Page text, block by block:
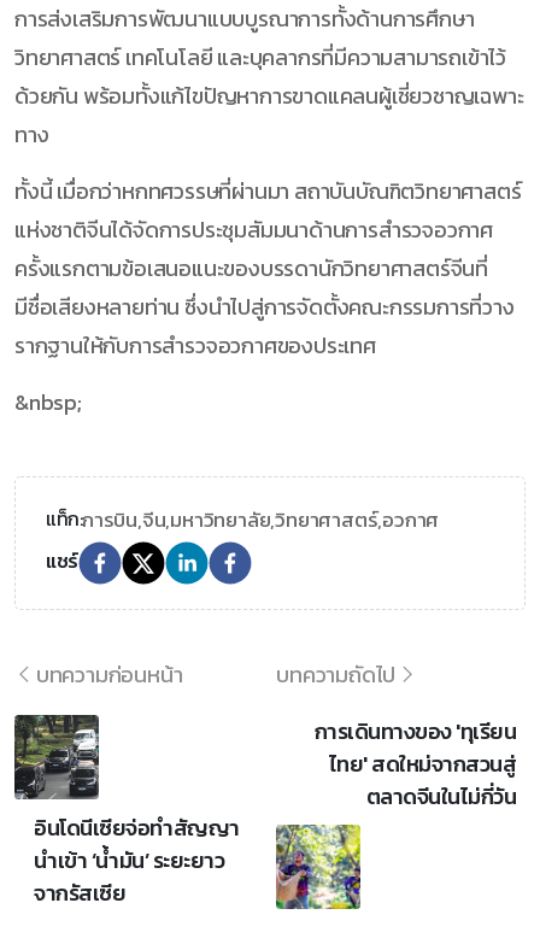
การส่งเสริมการพัฒนาแบบบูรณาการทั้งด้านการศึกษา
วิทยาศาสตร์ เทคโนโลยี และบุคลากรที่มีความสามารถเข้าไว้
ด้วยกัน พร้อมทั้งแก้ไขปัญหาการขาดแคลนผู้เชี่ยวชาญเฉพาะ
ทาง
ทั้งนี้ เมื่อกว่าหกทศวรรษที่ผ่านมา สถาบันบัณฑิตวิทยาศาสตร์
แห่งชาติจีนได้จัดการประชุมสัมมนาด้านการสำรวจอวกาศ
ครั้งแรกตามข้อเสนอแนะของบรรดานักวิทยาศาสตร์จีนที่
มีชื่อเสียงหลายท่าน ซึ่งนำไปสู่การจัดตั้งคณะกรรมการที่วาง
รากฐานให้กับการสำรวจอวกาศของประเทศ
&nbsp;
แท็ก:การบิน,จีน,มหาวิทยาลัย,วิทยาศาสตร์,อวกาศ
แชร์
บทความก่อนหน้า
อินโดนีเซียจ่อทำสัญญา
นำเข้า ‘น้ำมัน’ ระยะยาว
จากรัสเซีย
บทความถัดไป
การเดินทางของ 'ทุเรียน
ไทย' สดใหม่จากสวนสู่
ตลาดจีนในไม่กี่วัน